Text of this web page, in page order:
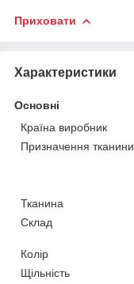
Приховати
Характеристики
Основні
Країна виробник
Призначення тканини
Тканина
Склад
Колір
Щільність